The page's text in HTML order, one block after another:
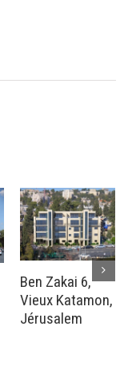
Ben Zakai 6,
Vieux Katamon,
Jérusalem